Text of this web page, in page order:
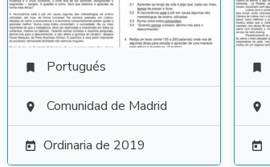
 Portugués
 Comunidad de Madrid
 Ordinaria de 2019


